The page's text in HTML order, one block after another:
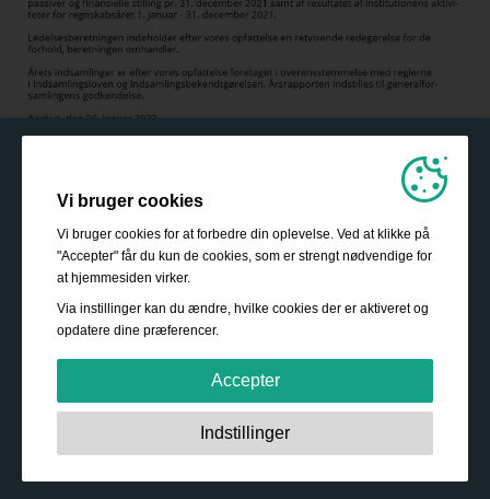
Vi bruger cookies
Vi bruger cookies for at forbedre din oplevelse. Ved at klikke på
"Accepter" får du kun de cookies, som er strengt nødvendige for
at hjemmesiden virker.
Via instillinger kan du ændre, hvilke cookies der er aktiveret og
opdatere dine præferencer.
Accepter
Strengt nødvendige:
Disse cookies er essentielle for at
sikre grundlæggende funktionalitet såsom navigation,
Indstillinger